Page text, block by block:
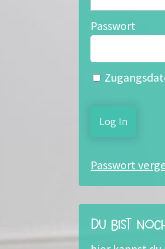
Passwort
Passwort
Du bist